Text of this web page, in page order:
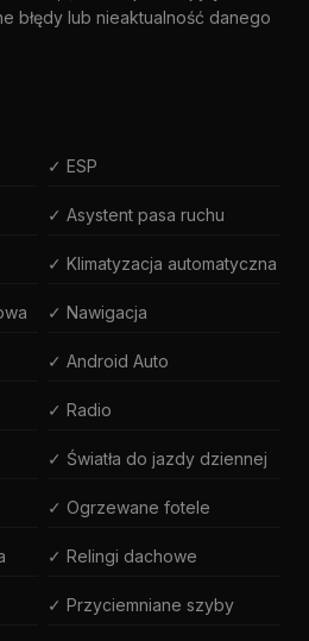
błędy lub nieaktualność danego
✓ ESP
✓ Asystent pasa ruchu
✓ Klimatyzacja automatyczna
✓ Nawigacja
✓ Android Auto
✓ Radio
✓ Światła do jazdy dziennej
✓ Ogrzewane fotele
✓ Relingi dachowe
✓ Przyciemniane szyby